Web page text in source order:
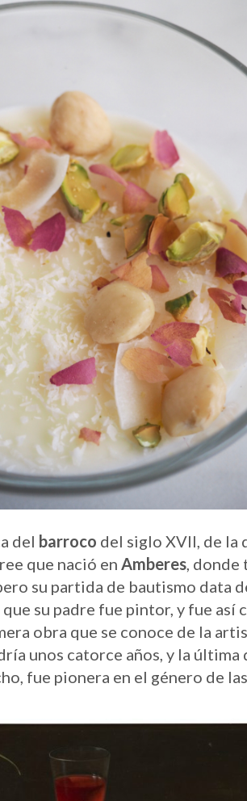
del barroco del siglo XVII, de la
que nació en Amberes, donde
su partida de bautismo data
su padre fue pintor, y fue así
obra que se conoce de la
unos catorce años, y la última
fue pionera en el género de las